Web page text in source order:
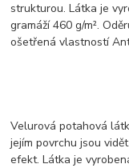
strukturou. Látka je
gramáží 460 g/m².
ošetřená vlastností
Velurová potahová
jejím povrchu jsou
efekt. Látka je